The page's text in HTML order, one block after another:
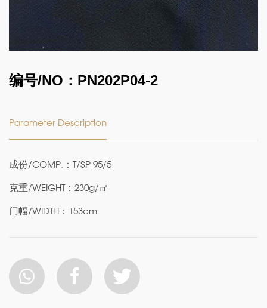
编号/NO：PN202P04-2
Parameter Description
成份/COMP.：T/SP 95/5
克重/WEIGHT：230g/㎡
门幅/WIDTH：153cm